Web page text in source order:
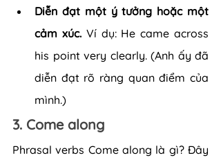
Diễn đạt một ý tưởng hoặc một
cảm xúc. Ví dụ: He came across
his point very clearly. (Anh ấy đã
diễn đạt rõ ràng quan điểm của
mình.)
3. Come along
Phrasal verbs Come along là gì? Đây